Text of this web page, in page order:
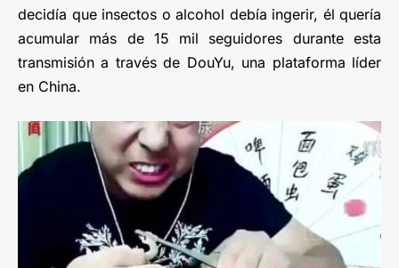
decidía que insectos o alcohol debía ingerir, él quería
acumular más de 15 mil seguidores durante esta
transmisión a través de DouYu, una plataforma líder
en China.